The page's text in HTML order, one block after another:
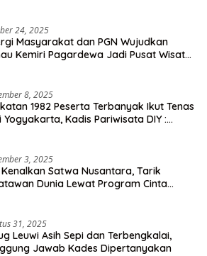
24, 2025
Masyarakat dan PGN Wujudkan
Kemiri Pagardewa Jadi Pusat Wisata
8, 2025
1982 Peserta Terbanyak Ikut Tenas
Yogyakarta, Kadis Pariwisata DIY :
3, 2025
Kenalkan Satwa Nusantara, Tarik
Dunia Lewat Program Cinta
31, 2025
Leuwi Asih Sepi dan Terbengkalai,
Jawab Kades Dipertanyakan